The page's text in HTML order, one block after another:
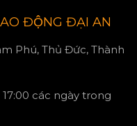
ĐỘNG ĐẠI AN
Phú, Thủ Đức, Thành
các ngày trong